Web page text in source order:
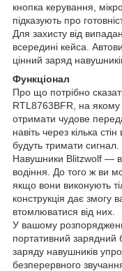
кнопка керування,
підказують про
Для захисту від
всередині кейса.
цінний заряд
Функціонал
Про що потрібно
RTL8763BFR, на якому
отримати чудове
навіть через кілька
будуть тримати сигнал.
Навушники Blitzwolf —
водіння. До того ж ви
якщо вони виконують
конструкція дає змогу
втомлюватися від них.
У вашому
портативний зарядний
заряду навушників
безперервного